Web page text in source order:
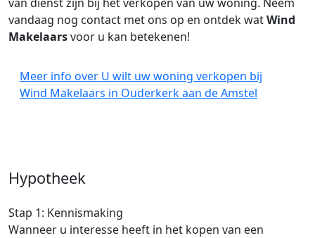
vandaag nog contact met ons op en ontdek watWind
Makelaarsvoor u kan betekenen!
Meer info over U wilt uw woning verkopen bij
Wind Makelaars in Ouderkerk aan de Amstel
Hypotheek
Stap 1: Kennismaking
Wanneer u interesse heeft in het kopen van een